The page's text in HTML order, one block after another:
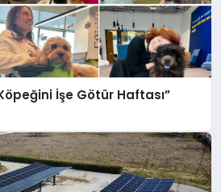
İşe Götür Haftası”